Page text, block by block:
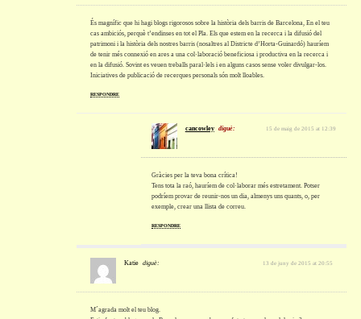
És magnífic que hi hagi blogs rigorosos sobre la història dels barris de Barcelona, En el teu
cas ambiciós, perquè t’endinses en tot el Pla. Els que estem en la recerca i la difusió del
patrimoni i la història dels nostres barris (nosaltres al Districte d’Horta-Guinardó) hauríem
de tenir més connexió en ares a una col·laboració beneficiosa i productiva en la recerca i
en la difusió. Sovint es veuen treballs paral·lels i en alguns casos sense voler divulgar-los.
Iniciatives de publicació de recerques personals són molt lloables.
RESPONDRE
cancowley diguè: 15 de maig de 2015 at 12:39
Gràcies per la teva bona crítica!
Tens tota la raó, hauríem de col·laborar més estretament. Potser
podríem provar de reunir-nos un dia, almenys uns quants, o, per
exemple, crear una llista de correu.
RESPONDRE
Katie diguè: 13 de juny de 2015 at 20:55
M´agrada molt el teu blog.